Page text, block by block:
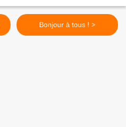
Bonjour à tous ! >